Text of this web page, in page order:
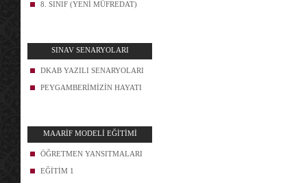
8. SINIF (YENİ MÜFREDAT)
SINAV SENARYOLARI
DKAB YAZILI SENARYOLARI
PEYGAMBERİMİZİN HAYATI
MAARİF MODELİ EĞİTİMİ
ÖĞRETMEN YANSITMALARI
EĞİTİM 1